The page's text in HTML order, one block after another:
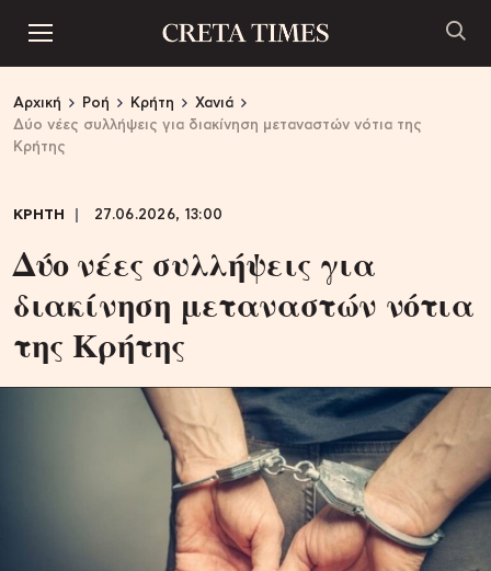
Αρχική Ροή Κρήτη
Χανιά
Δύο νέες συλλήψεις για διακίνηση μεταναστών νότια της
Κρήτης
ΚΡΗΤΗ 27.06.2026, 13:00
Δύο νέες συλλήψεις για
διακίνηση μεταναστών νότια
της Κρήτης